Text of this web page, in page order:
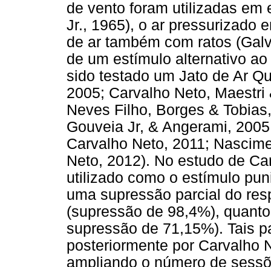
de vento foram utilizadas em
Jr., 1965), o ar pressurizado
de ar também com ratos
de um estímulo alternativo
sido testado um Jato de Ar
2005; Carvalho Neto,
Neves Filho, Borges &
Gouveia Jr, & Angerami,
Carvalho Neto, 2011;
Neto, 2012). No estudo de
utilizado como o estímulo
uma supressão parcial do
(supressão de 98,4%),
supressão de 71,15%). Tais
posteriormente por Carvalho
ampliando o número de